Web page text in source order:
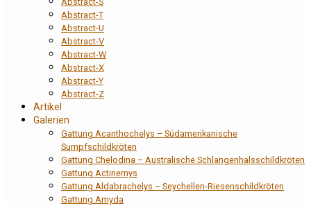
Abstract-T
Abstract-U
Abstract-V
Abstract-W
Abstract-X
Abstract-Y
Abstract-Z
Artikel
Galerien
Gattung Acanthochelys – Südamerikanische
Sumpfschildkröten
Gattung Chelodina – Australische Schlangenhalsschildkröten
Gattung Actinemys
Gattung Aldabrachelys – Seychellen-Riesenschildkröten
Gattung Amyda